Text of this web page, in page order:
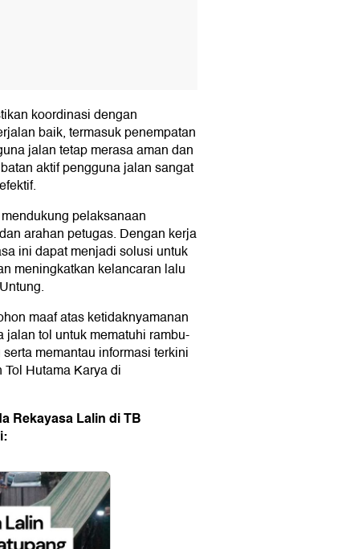
koordinasi dengan
baik, termasuk penempatan
jalan tetap merasa aman dan
aktif pengguna jalan sangat
pelaksanaan
arahan petugas. Dengan kerja
ini dapat menjadi solusi untuk
meningkatkan kelancaran lalu
maaf atas ketidaknyamanan
tol untuk mematuhi rambu-
memantau informasi terkini
Hutama Karya di
Rekayasa Lalin di TB